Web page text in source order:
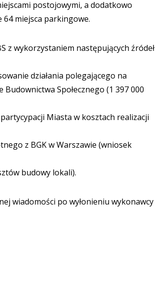
postojowymi, a dodatkowo
64 miejsca parkingowe.
z wykorzystaniem następujących źródeł
działania polegającego na
Społecznego (1 397 000
Miasta w kosztach realizacji
z BGK w Warszawie (wniosek
budowy lokali).
wiadomości po wyłonieniu wykonawcy